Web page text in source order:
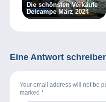
Die schönsten Verkäufe
Delcampe März 2024
Eine Antwort
Your email address will not be
marked *